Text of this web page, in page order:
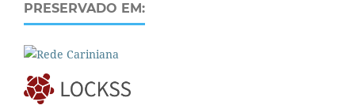
PRESERVADO EM: